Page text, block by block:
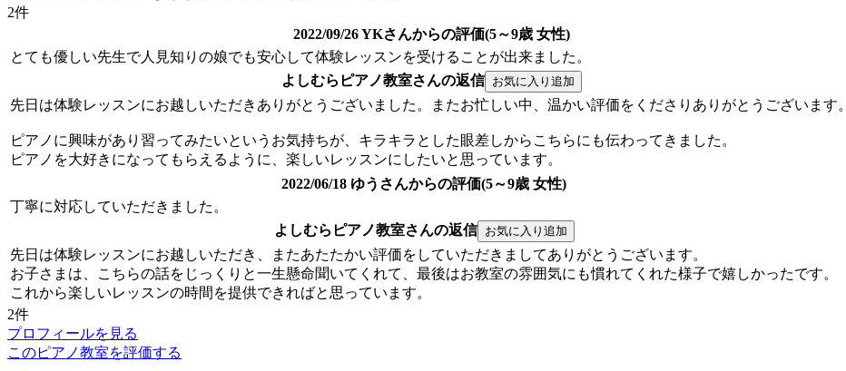
2件
2022/09/26 YKさんからの評価(5～9歳 女性)
とても優しい先生で人見知りの娘でも安心して体験レッスンを受けることが出来ました。
よしむらピアノ教室さんの返信
先日は体験レッスンにお越しいただきありがとうございました。またお忙しい中、温かい評価をくださりありがとうございます。
ピアノに興味があり習ってみたいというお気持ちが、キラキラとした眼差しからこちらにも伝わってきました。
ピアノを大好きになってもらえるように、楽しいレッスンにしたいと思っています。
2022/06/18 ゆうさんからの評価(5～9歳 女性)
丁寧に対応していただきました。
よしむらピアノ教室さんの返信
先日は体験レッスンにお越しいただき、またあたたかい評価をしていただきましてありがとうございます。
お子さまは、こちらの話をじっくりと一生懸命聞いてくれて、最後はお教室の雰囲気にも慣れてくれた様子で嬉しかったです。
これから楽しいレッスンの時間を提供できればと思っています。
2件
プロフィールを見る
このピアノ教室を評価する